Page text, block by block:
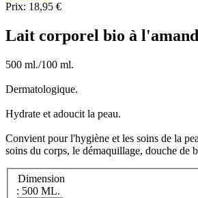
Prix: 18,95 €
Lait corporel bio à
500 ml./100 ml.
Dermatologique.
Hydrate et adoucit la peau.
Convient pour l'hygiène et les soins de la
soins du corps, le démaquillage, douche de
Dimension
: 500 ML.